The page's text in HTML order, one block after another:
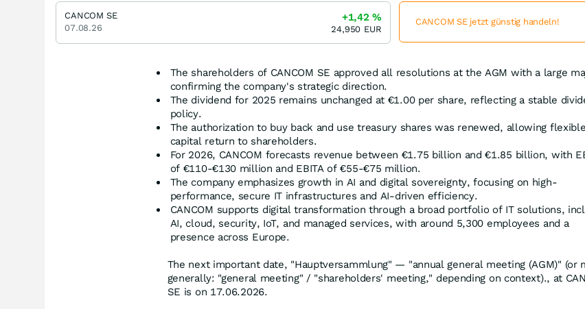
The shareholders of CANCOM SE approved all resolutions at the AGM with a large
confirming the company's strategic direction.
The dividend for 2025 remains unchanged at €1.00 per share, reflecting a stable
policy.
The authorization to buy back and use treasury shares was renewed, allowing flexible
capital return to shareholders.
For 2026, CANCOM forecasts revenue between €1.75 billion and €1.85 billion, with
of €110-€130 million and EBITA of €55-€75 million.
The company emphasizes growth in AI and digital sovereignty, focusing on high-
performance, secure IT infrastructures and AI-driven efficiency.
CANCOM supports digital transformation through a broad portfolio of IT solutions,
AI, cloud, security, IoT, and managed services, with around 5,300 employees and a
presence across Europe.
The next important date, "Hauptversammlung" — "annual general meeting (AGM)" (or
generally: "general meeting" / "shareholders' meeting," depending on context)., at
SE is on 17.06.2026.
CANCOM SE
07.08.26
+1,42%
24,950 EUR
CANCOM SE jetzt günstig handeln!